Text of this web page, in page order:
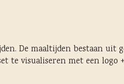
De maaltijden bestaan uit
te visualiseren met een